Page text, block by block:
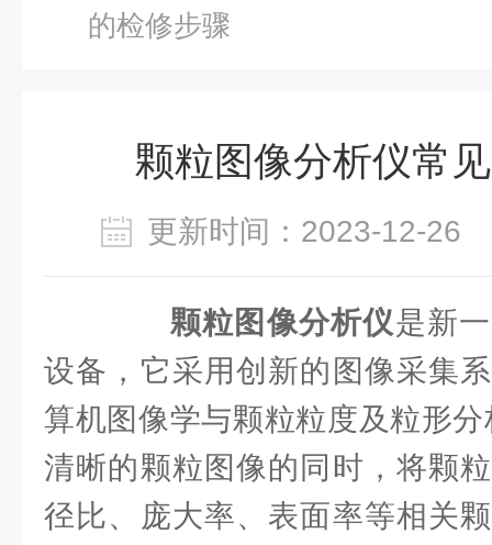
的检修步骤
颗粒图像分析仪常
更新时间：2023-12-
颗粒图像分析仪是新
设备，它采用创新的图像采集
算机图像学与颗粒粒度及粒形
清晰的颗粒图像的同时，将颗
径比、庞大率、表面率等相关